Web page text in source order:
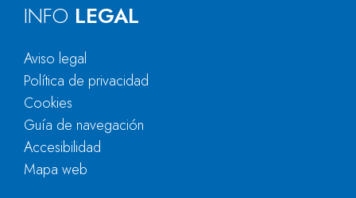
INFO LEGAL
Aviso legal
Política de privacidad
Cookies
Guía de navegación
Accesibilidad
Mapa web